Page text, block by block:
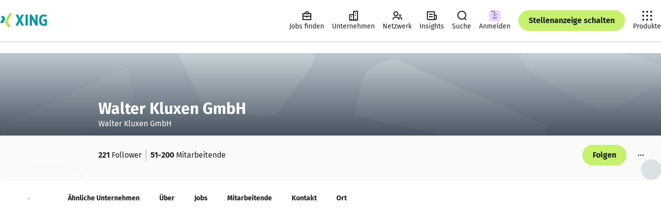
Jobs finden Unternehmen Netzwerk Insights Suche Anmelden
Stellenanzeige schalten
Produkte
Walter Kluxen GmbH
Walter Kluxen GmbH
221 Follower 51-200 Mitarbeitende Folgen
Neuigkeiten Ähnliche Unternehmen Über Jobs Mitarbeitende Kontakt Ort